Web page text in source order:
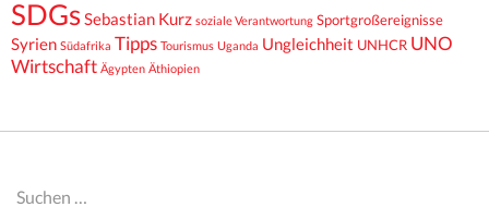
SDGsSebastian Kurz soziale Verantwortung Sportgroßereignisse
Syrien Südafrika Tipps Tourismus Uganda Ungleichheit UNHCR UNO
Wirtschaft Ägypten Äthiopien
Suchen